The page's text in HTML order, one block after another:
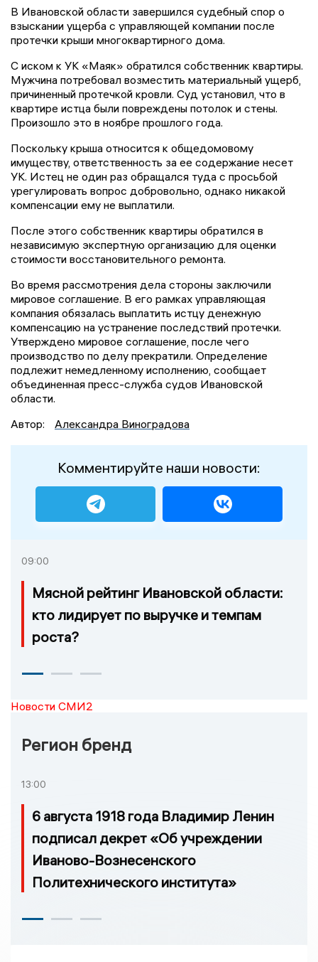
В Ивановской области завершился судебный спор о
взыскании ущерба с управляющей компании после
протечки крыши многоквартирного дома.
С иском к УК «Маяк» обратился собственник квартиры.
Мужчина потребовал возместить материальный ущерб,
причиненный протечкой кровли. Суд установил, что в
квартире истца были повреждены потолок и стены.
Произошло это в ноябре прошлого года.
Поскольку крыша относится к общедомовому
имуществу, ответственность за ее содержание несет
УК. Истец не один раз обращался туда с просьбой
урегулировать вопрос добровольно, однако никакой
компенсации ему не выплатили.
После этого собственник квартиры обратился в
независимую экспертную организацию для оценки
стоимости восстановительного ремонта.
Во время рассмотрения дела стороны заключили
мировое соглашение. В его рамках управляющая
компания обязалась выплатить истцу денежную
компенсацию на устранение последствий протечки.
Утверждено мировое соглашение, после чего
производство по делу прекратили. Определение
подлежит немедленному исполнению, сообщает
объединенная пресс-служба судов Ивановской
области.
Автор:
Александра Виноградова
Комментируйте наши новости:
09:00
Мясной рейтинг Ивановской области:
кто лидирует по выручке и темпам
роста?
Новости СМИ2
Регион бренд
13:00
6 августа 1918 года Владимир Ленин
подписал декрет «Об учреждении
Иваново-Вознесенского
Политехнического института»